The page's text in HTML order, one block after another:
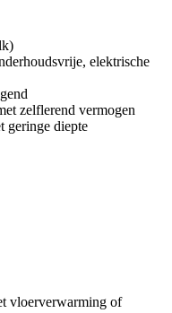
elektrische
zelflerend vermogen
geringe diepte
vloerverwarming of